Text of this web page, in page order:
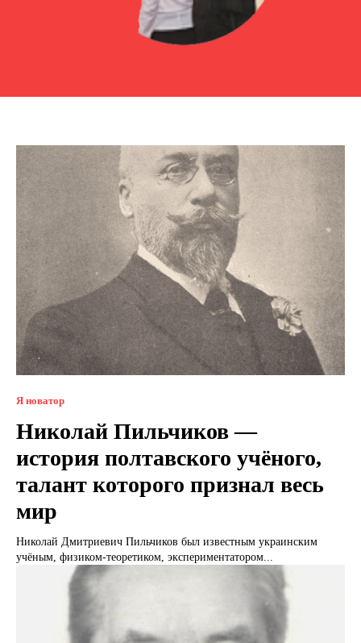
Я новатор
Николай Пильчиков —
история полтавского учёного,
талант которого признал весь
мир
Николай Дмитриевич Пильчиков был известным украинским
учёным, физиком-теоретиком, экспериментатором...